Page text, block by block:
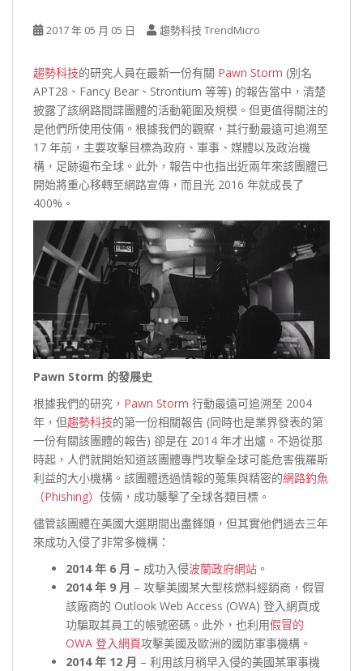
2017 年 05 月 05 日 趨勢科技 TrendMicro
趨勢科技的研究人員在最新一份有關 Pawn Storm (別名
APT28、Fancy Bear、Strontium 等等) 的報告當中，清楚
披露了該網路間諜團體的活動範圍及規模。但更值得關注的
是他們所使用伎倆。根據我們的觀察，其行動最遠可追溯至
17 年前，主要攻擊目標為政府、軍事、媒體以及政治機
構，足跡遍布全球。此外，報告中也指出近兩年來該團體已
開始將重心移轉至網路宣傳，而且光 2016 年就成長了
400%。
Pawn Storm 的發展史
根據我們的研究， Pawn Storm 行動最遠可追溯至 2004
年，但趨勢科技的第一份相關報告 (同時也是業界發表的第
一份有關該團體的報告) 卻是在 2014 年才出爐。不過從那
時起，人們就開始知道該團體專門攻擊全球可能危害俄羅斯
利益的大小機構。該團體透過情報的蒐集與精密的網路釣魚
（Phishing） 伎倆，成功襲擊了全球各類目標。
儘管該團體在美國大選期間出盡鋒頭，但其實他們過去三年
來成功入侵了非常多機構：
2014 年 6 月 – 成功入侵波蘭政府網站 。
2014 年 9 月 – 攻擊美國某大型核燃料經銷商，假冒
該廠商的 Outlook Web Access (OWA) 登入網頁成
功騙取其員工的帳號密碼。此外，也利用假冒的
OWA 登入網頁攻擊美國及歐洲的國防軍事機構。
2014 年 12 月 – 利用該月稍早入侵的美國某軍事機